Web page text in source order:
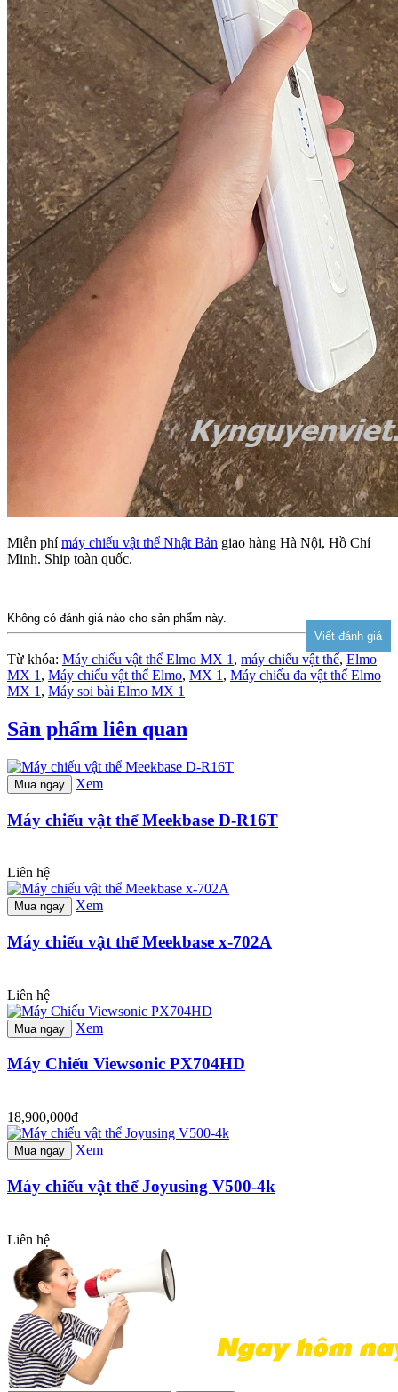
Miễn phímáy chiếu vật thể Nhật Bản giao hàng Hà Nội, Hồ Chí
Minh. Ship toàn quốc.
Không có đánh giá nào cho sản phẩm này.
Từ khóa: Máy chiếu vật thể Elmo MX 1 , máy chiếu vật thể, Elmo
MX 1 , Máy chiếu vật thể Elmo, MX 1 , Máy chiếu đa vật thể Elmo
MX 1 , Máy soi bài Elmo MX 1
Sản phẩm liên quan
Mua ngay Xem
Máy chiếu vật thể Meekbase D-R16T
Liên hệ
Mua ngay Xem
Máy chiếu vật thể Meekbase x-702A
Liên hệ
Mua ngay Xem
Máy Chiếu Viewsonic PX704HD
18,900,000đ
Mua ngay Xem
Máy chiếu vật thể Joyusing V500-4k
Liên hệ